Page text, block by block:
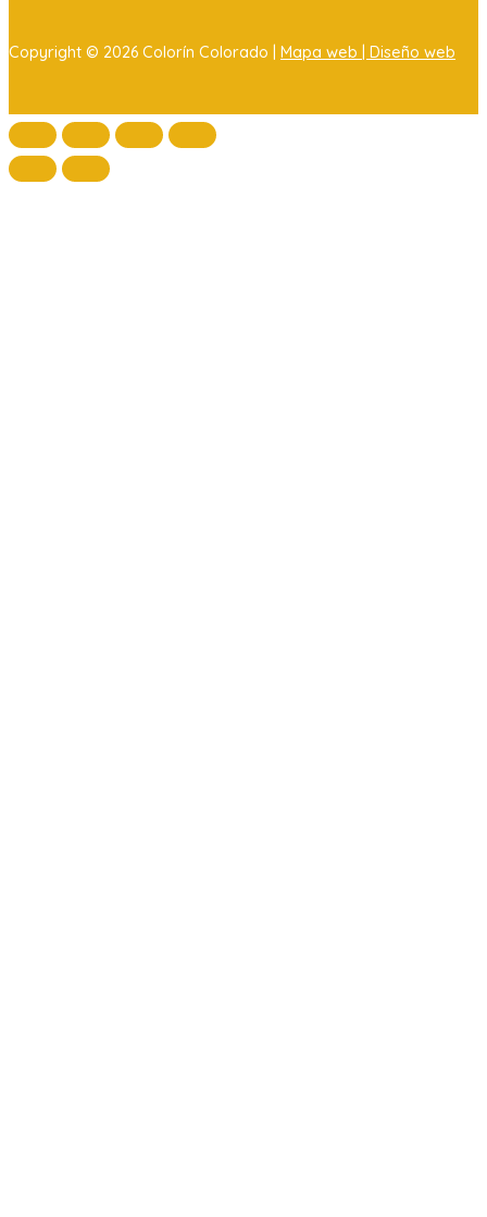
Copyright © 2026 Colorín Colorado | Mapa web | Diseño web